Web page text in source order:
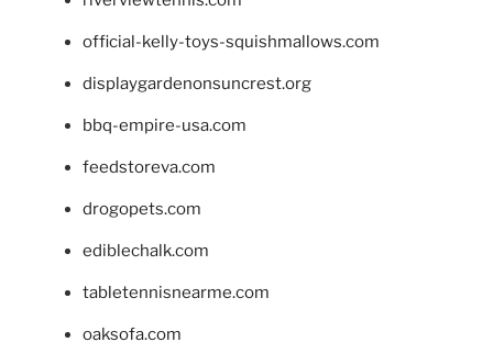
official-kelly-toys-squishmallows.com
displaygardenonsuncrest.org
bbq-empire-usa.com
feedstoreva.com
drogopets.com
ediblechalk.com
tabletennisnearme.com
oaksofa.com